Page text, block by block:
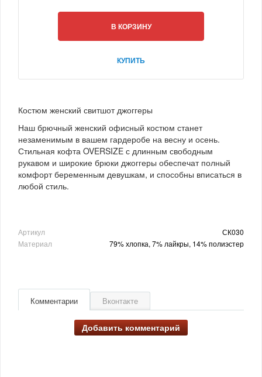
В КОРЗИНУ
КУПИТЬ
Костюм женский свитшот джоггеры
Наш брючный женский офисный костюм станет
незаменимым в вашем гардеробе на весну и осень.
Стильная кофта OVERSIZE с длинным свободным
рукавом и широкие брюки джоггеры обеспечат полный
комфорт беременным девушкам, и способны вписаться в
любой стиль.
Артикул
СК030
Материал
79% хлопка, 7% лайкры, 14% полиэстер
Комментарии Вконтакте
Добавить комментарий